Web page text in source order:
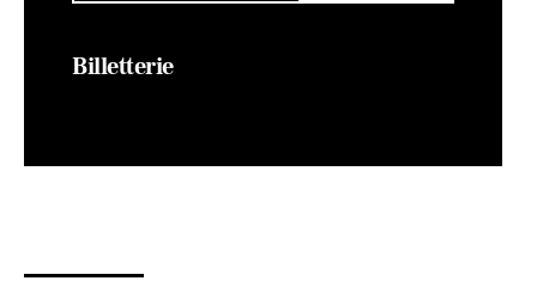
Billetterie